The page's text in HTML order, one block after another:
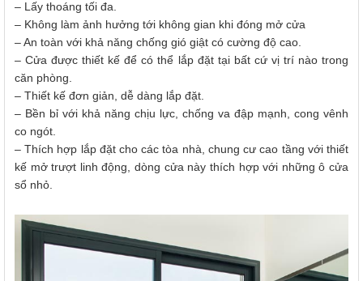
– Lấy thoáng tối đa.
– Không làm ảnh hưởng tới không gian khi đóng mở cửa
– An toàn với khả năng chống gió giật có cường độ cao.
– Cửa được thiết kế để có thể lắp đặt tại bất cứ vị trí nào trong
căn phòng.
– Thiết kế đơn giản, dễ dàng lắp đặt.
– Bền bỉ với khả năng chịu lực, chống va đập mạnh, cong vênh
co ngót.
– Thích hợp lắp đặt cho các tòa nhà, chung cư cao tầng với thiết
kế mở trượt linh động, dòng cửa này thích hợp với những ô cửa
sổ nhỏ.